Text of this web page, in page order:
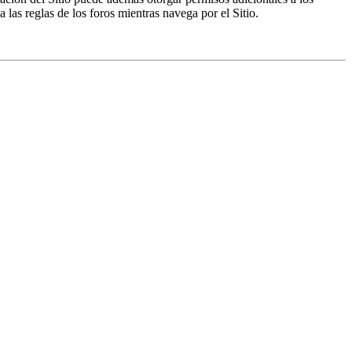
las reglas de los foros mientras navega por el Sitio.